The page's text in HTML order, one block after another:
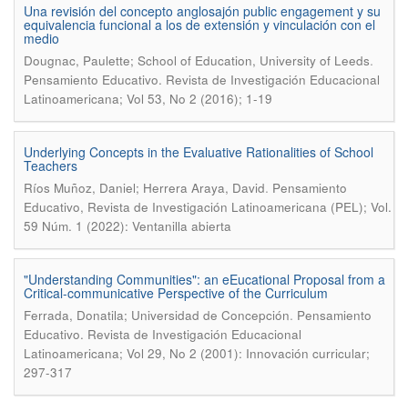
Una revisión del concepto anglosajón public engagement y su
equivalencia funcional a los de extensión y vinculación con el
medio
Dougnac, Paulette; School of Education, University of Leeds.
Pensamiento Educativo. Revista de Investigación Educacional
Latinoamericana; Vol 53, No 2 (2016); 1-19
Underlying Concepts in the Evaluative Rationalities of School
Teachers
Ríos Muñoz, Daniel; Herrera Araya, David. Pensamiento
Educativo, Revista de Investigación Latinoamericana (PEL); Vol.
59 Núm. 1 (2022): Ventanilla abierta
"Understanding Communities": an eEucational Proposal from a
Critical-communicative Perspective of the Curriculum
Ferrada, Donatila; Universidad de Concepción. Pensamiento
Educativo. Revista de Investigación Educacional
Latinoamericana; Vol 29, No 2 (2001): Innovación curricular;
297-317